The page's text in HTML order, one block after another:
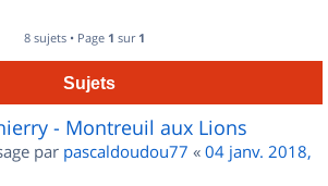
8 sujets • Page 1 sur 1
Sujets
- Montreuil aux Lions
par pascaldoudou77 « 04 janv. 2018,